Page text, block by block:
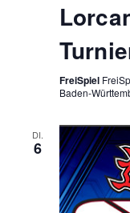
FreiSpiel
Baden-
DI.
6